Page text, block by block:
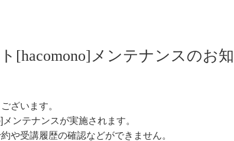
[hacomono]メンテナンスのお
ざいます。
ンテナンスが実施されます。
や受講履歴の確認などができません。